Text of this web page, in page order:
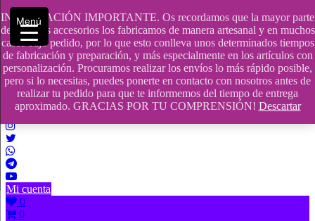
INFORMACIÓN IMPORTANTE. Os recordamos que la mayor parte
de nuestros accesorios los fabricamos de manera artesanal y en muchos
casos bajo pedido, por lo que esto conlleva unos determinados tiempos
de fabricación y preparación, y más especialmente en los artículos con
personalización. Procuramos realizar los envíos lo más rápido posible,
pero si lo necesitas, puedes ponerte en contacto con nosotros antes de
realizar tu pedido para que te informemos del tiempo de entrega
aproximado. GRACIAS POR TU COMPRENSIÓN! Descartar
Saltar
contenido
609241475 SOLO DE 10:00 a 14:00
info@hobbyaescala.com
San Fernando de Henares
10:00 - 14:00
Mi cuenta
0
0
Menú